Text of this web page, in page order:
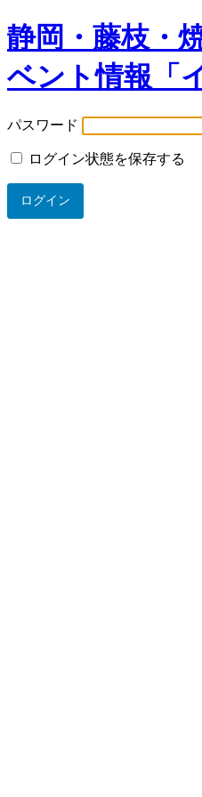
静岡・藤枝・
ベント情報「
パスワード
ログイン状態を保存する